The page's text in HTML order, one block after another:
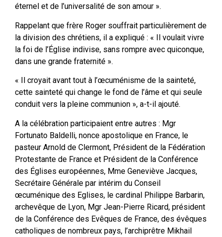
éternel et de l’universalité de son amour ».
Rappelant que frère Roger souffrait particulièrement de
la division des chrétiens, il a expliqué : « Il voulait vivre
la foi de l’Église indivise, sans rompre avec quiconque,
dans une grande fraternité ».
« Il croyait avant tout à l’œcuménisme de la sainteté,
cette sainteté qui change le fond de l’âme et qui seule
conduit vers la pleine communion », a-t-il ajouté.
A la célébration participaient entre autres : Mgr
Fortunato Baldelli, nonce apostolique en France, le
pasteur Arnold de Clermont, Président de la Fédération
Protestante de France et Président de la Conférence
des Églises européennes, Mme Geneviève Jacques,
Secrétaire Générale par intérim du Conseil
œcuménique des Eglises, le cardinal Philippe Barbarin,
archevêque de Lyon, Mgr Jean-Pierre Ricard, président
de la Conférence des Evêques de France, des évêques
catholiques de nombreux pays, l’archiprêtre Mikhail